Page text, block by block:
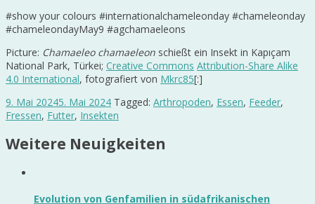
#show your colours #internationalchameleonday #chameleonday
#chameleondayMay9 #agchamaeleons
Picture: Chamaeleo chamaeleon schießt ein Insekt in Kapıçam
National Park, Türkei; Creative Commons Attribution-Share Alike
4.0 International, fotografiert von Mkrc85[:]
9. Mai 20245. Mai 2024 Tagged: Arthropoden, Essen, Feeder,
Fressen, Futter, Insekten
Weitere Neuigkeiten
Evolution von Genfamilien in südafrikanischen